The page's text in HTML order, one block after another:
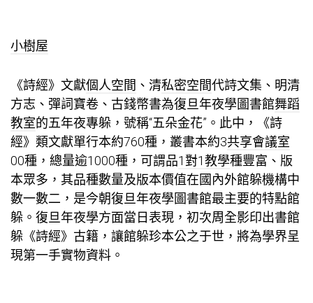
小樹屋
《詩經》文獻個人空間 、清私密空間代詩文集、明清
方志、彈詞寶卷、古錢幣書為復旦年夜學圖書館舞蹈
教室的五年夜專躲，號稱“五朵金花”。此中，《詩
經》類文獻單行本約760種，叢書本約3共享會議室
00種，總量逾1000種，可謂品1對1教學種豐富、版
本眾多，其品種數量及版本價值在國內外館躲機構中
數一數二，是今朝復旦年夜學圖書館最主要的特點館
躲。復旦年夜學方面當日表現，初次周全影印出書館
躲《詩經》古籍，讓館躲珍本公之于世，將為學界呈
現第一手實物資料。